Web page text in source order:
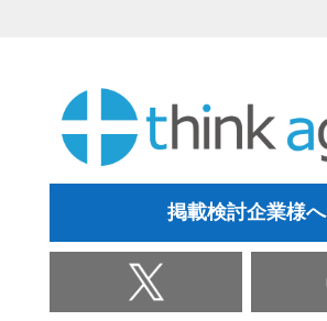
掲載検討企業様へ